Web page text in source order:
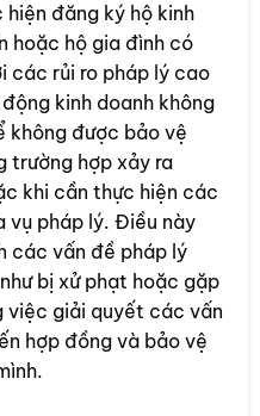
hiện đăng ký hộ kinh
hoặc hộ gia đình có
các rủi ro pháp lý cao
kinh doanh không
không được bảo vệ
trường hợp xảy ra
khi cần thực hiện các
vụ pháp lý. Điều này
các vấn đề pháp lý
bị xử phạt hoặc gặp
việc giải quyết các vấn
hợp đồng và bảo vệ